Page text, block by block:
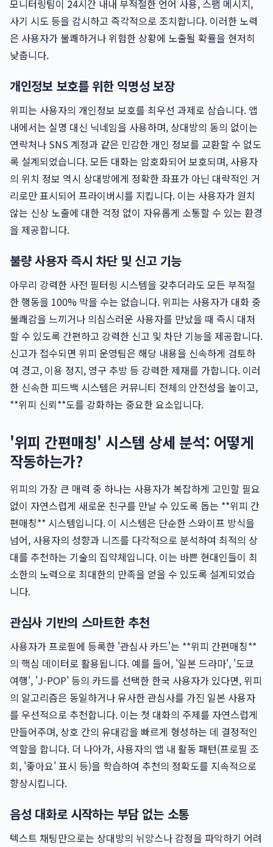
모니터링팀이 24시간 내내 부적절한 언어 사용, 스팸 메시지,
사기 시도 등을 감시하고 즉각적으로 조치합니다. 이러한 노력
은 사용자가 불쾌하거나 위험한 상황에 노출될 확률을 현저히
낮춥니다.
개인정보 보호를 위한 익명성 보장
위피는 사용자의 개인정보 보호를 최우선 과제로 삼습니다. 앱
내에서는 실명 대신 닉네임을 사용하며, 상대방의 동의 없이는
연락처나 SNS 계정과 같은 민감한 개인 정보를 교환할 수 없도
록 설계되었습니다. 모든 대화는 암호화되어 보호되며, 사용자
의 위치 정보 역시 상대방에게 정확한 좌표가 아닌 대략적인 거
리로만 표시되어 프라이버시를 지킵니다. 이는 사용자가 원치
않는 신상 노출에 대한 걱정 없이 자유롭게 소통할 수 있는 환경
을 제공합니다.
불량 사용자 즉시 차단 및 신고 기능
아무리 강력한 사전 필터링 시스템을 갖추더라도 모든 부적절
한 행동을 100% 막을 수는 없습니다. 위피는 사용자가 대화 중
불쾌감을 느끼거나 의심스러운 사용자를 만났을 때 즉시 대처
할 수 있도록 간편하고 강력한 신고 및 차단 기능을 제공합니다.
신고가 접수되면 위피 운영팀은 해당 내용을 신속하게 검토하
여 경고, 이용 정지, 영구 추방 등 강력한 제재를 가합니다. 이러
한 신속한 피드백 시스템은 커뮤니티 전체의 안전성을 높이고,
**위피 신뢰**도를 강화하는 중요한 요소입니다.
'위피 간편매칭' 시스템 상세 분석: 어떻게
작동하는가?
위피의 가장 큰 매력 중 하나는 사용자가 복잡하게 고민할 필요
없이 자연스럽게 새로운 친구를 만날 수 있도록 돕는 **위피 간
편매칭** 시스템입니다. 이 시스템은 단순한 스와이프 방식을
넘어, 사용자의 성향과 니즈를 다각적으로 분석하여 최적의 상
대를 추천하는 기술의 집약체입니다. 이는 바쁜 현대인들이 최
소한의 노력으로 최대한의 만족을 얻을 수 있도록 설계되었습
니다.
관심사 기반의 스마트한 추천
사용자가 프로필에 등록한 '관심사 카드'는 **위피 간편매칭**
의 핵심 데이터로 활용됩니다. 예를 들어, '일본 드라마', '도쿄
여행', 'J-POP' 등의 카드를 선택한 한국 사용자가 있다면, 위피
의 알고리즘은 동일하거나 유사한 관심사를 가진 일본 사용자
를 우선적으로 추천합니다. 이는 첫 대화의 주제를 자연스럽게
만들어주며, 상호 간의 유대감을 빠르게 형성하는 데 결정적인
역할을 합니다. 더 나아가, 사용자의 앱 내 활동 패턴(프로필 조
회, '좋아요' 표시 등)을 학습하여 추천의 정확도를 지속적으로
향상시킵니다.
음성 대화로 시작하는 부담 없는 소통
텍스트 채팅만으로는 상대방의 뉘앙스나 감정을 파악하기 어려